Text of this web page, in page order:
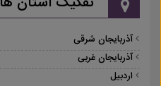
آذربایجان شرقی
آذربایجان غربی
اردبیل